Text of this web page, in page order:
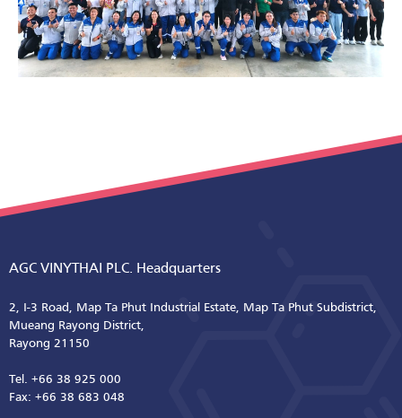
AGC VINYTHAI PLC. Headquarters
2, I-3 Road, Map Ta Phut Industrial Estate, Map Ta Phut Subdistrict,
Mueang Rayong District,
Rayong 21150
Tel. +66 38 925 000
Fax: +66 38 683 048